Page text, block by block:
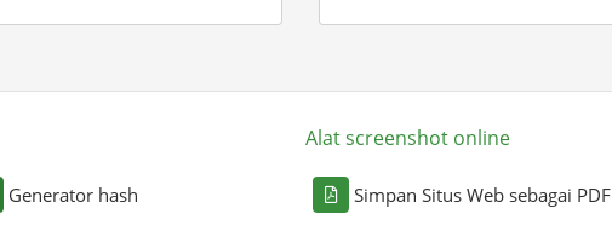
Generator hash
Alat screenshot online
Simpan Situs Web sebagai PDF